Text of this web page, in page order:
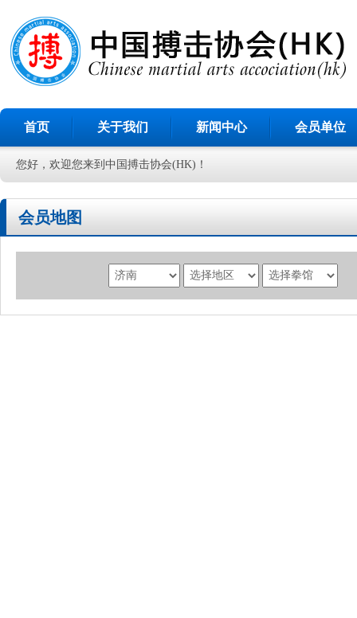
首页 关于我们 新闻中心 会员单位
您好，欢迎您来到中国搏击协会(HK)！
会员地图